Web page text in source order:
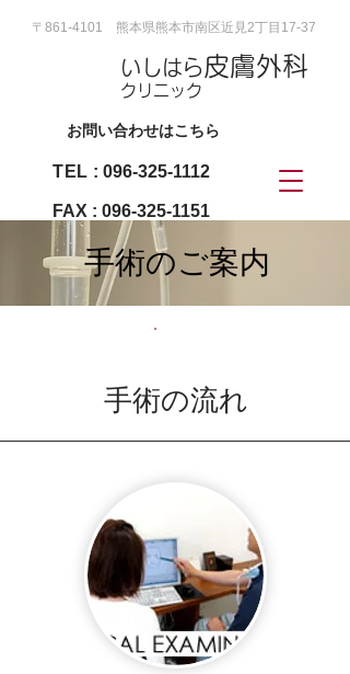
TEL : 096-325-1112
お問い合わせはこちら
いしはら 皮膚外科
クリニック
〒861-4101 熊本県熊本市南区近見2丁目17-37
FAX : 096-325-1151
手術のご案内
手術の流れ